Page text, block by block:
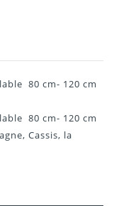
80 cm- 120 cm
80 cm- 120 cm
Cassis, la